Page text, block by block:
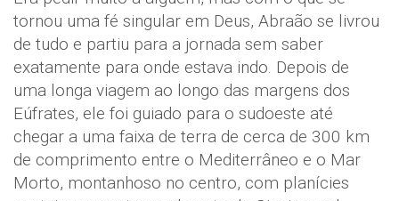
tornou uma fé singular em Deus, Abraão se livrou
de tudo e partiu para a jornada sem saber
exatamente para onde estava indo. Depois de
uma longa viagem ao longo das margens dos
Eúfrates, ele foi guiado para o sudoeste até
chegar a uma faixa de terra de cerca de 300 km
de comprimento entre o Mediterrâneo e o Mar
Morto, montanhoso no centro, com planícies